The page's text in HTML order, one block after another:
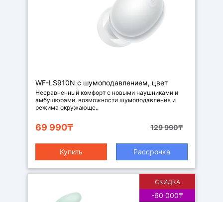
Наушники
WF-LS910N с шумоподавлением, цвет
белый
Несравненный комфорт с новыми наушниками и
амбушюрами, возможности шумоподавления и
режима окружающе..
129 990₸
69 990₸
Купить Рассрочка
СКИДКА
-60 000₸